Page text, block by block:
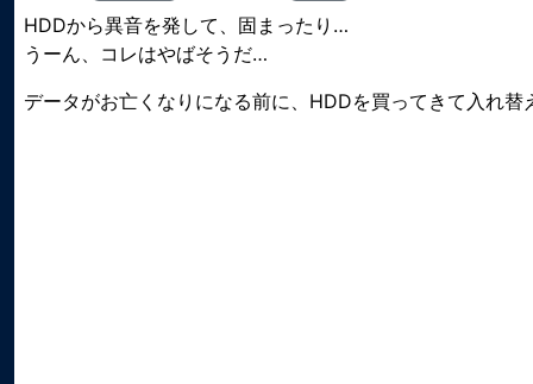
HDDから異音を発して、固まったり…
うーん、コレはやばそうだ…
データがお亡くなりになる前に、HDDを買ってきて入れ